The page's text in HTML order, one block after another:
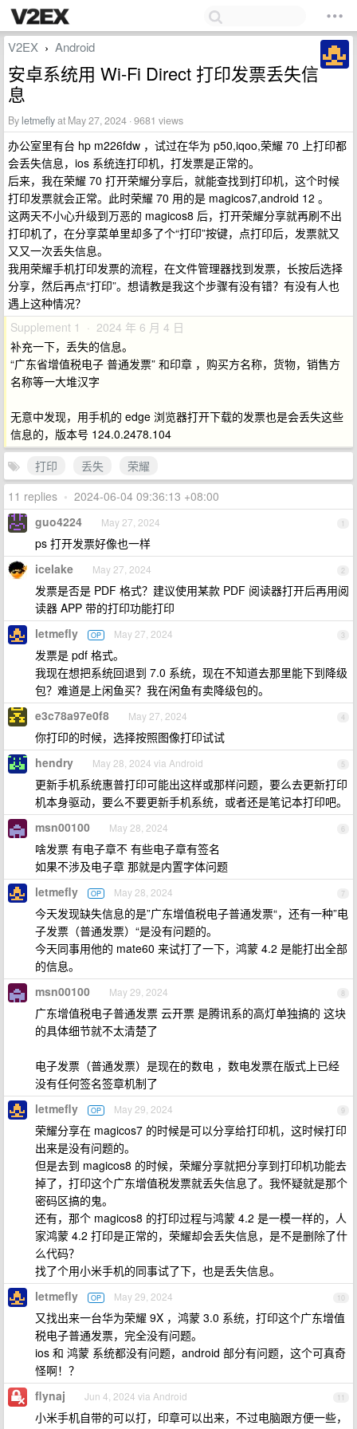
V2EX › Android
安卓系统用 Wi-Fi Direct 打印发票丢失信
息
By letmeflyat May 27, 2024 · 9681 views
办公室里有台 hp m226fdw ，试过在华为 p50,iqoo,荣耀 70 上打印都
会丢失信息，ios 系统连打印机，打发票是正常的。
后来，我在荣耀 70 打开荣耀分享后，就能查找到打印机，这个时候
打印发票就会正常。此时荣耀 70 用的是 magicos7,android 12 。
这两天不小心升级到万恶的 magicos8 后，打开荣耀分享就再刷不出
打印机了，在分享菜单里却多了个“打印”按键，点打印后，发票就又
又又一次丢失信息。
我用荣耀手机打印发票的流程，在文件管理器找到发票，长按后选择
分享，然后再点“打印”。想请教是我这个步骤有没有错？有没有人也
遇上这种情况？
Supplement 1 · 2024 年 6 月 4 日
补充一下，丢失的信息。
“广东省增值税电子 普通发票” 和印章 ，购买方名称，货物，销售方
名称等一大堆汉字
无意中发现，用手机的 edge 浏览器打开下载的发票也是会丢失这些
信息的，版本号 124.0.2478.104
打印
丢失
荣耀
11 replies • 2024-06-04 09:36:13 +08:00
1
guo4224 May 27, 2024
ps 打开发票好像也一样
2
icelake May 27, 2024
发票是否是 PDF 格式？建议使用某款 PDF 阅读器打开后再用阅
读器 APP 带的打印功能打印
3
letmefly OP May 27, 2024
发票是 pdf 格式。
我现在想把系统回退到 7.0 系统，现在不知道去那里能下到降级
包？难道是上闲鱼买？我在闲鱼有卖降级包的。
4
e3c78a97e0f8 May 27, 2024
你打印的时候，选择按照图像打印试试
5
hendry May 28, 2024 via Android
更新手机系统惠普打印可能出这样或那样问题，要么去更新打印
机本身驱动，要么不要更新手机系统，或者还是笔记本打印吧。
6
msn00100 May 28, 2024
啥发票 有电子章不 有些电子章有签名
如果不涉及电子章 那就是内置字体问题
7
letmefly OP May 28, 2024
今天发现缺失信息的是”广东增值税电子普通发票“，还有一种”电
子发票（普通发票）“是没有问题的。
今天同事用他的 mate60 来试打了一下，鸿蒙 4.2 是能打出全部
的信息。
8
msn00100 May 29, 2024
广东增值税电子普通发票 云开票 是腾讯系的高灯单独搞的 这块
的具体细节就不太清楚了
电子发票（普通发票）是现在的数电 ，数电发票在版式上已经
没有任何签名签章机制了
9
letmefly OP May 29, 2024
荣耀分享在 magicos7 的时候是可以分享给打印机，这时候打印
出来是没有问题的。
但是去到 magicos8 的时候，荣耀分享就把分享到打印机功能去
掉了，打印这个广东增值税发票就丢失信息了。我怀疑就是那个
密码区搞的鬼。
还有，那个 magicos8 的打印过程与鸿蒙 4.2 是一模一样的，人
家鸿蒙 4.2 打印是正常的，荣耀却会丢失信息，是不是删除了什
么代码？
找了个用小米手机的同事试了下，也是丢失信息。
10
letmefly OP May 29, 2024
又找出来一台华为荣耀 9X ，鸿蒙 3.0 系统，打印这个广东增值
税电子普通发票，完全没有问题。
ios 和 鸿蒙 系统都没有问题，android 部分有问题，这个可真奇
怪啊！？
11
flynaj Jun 4, 2024 via Android
小米手机自带的可以打，印章可以出来，不过电脑跟方便一些，